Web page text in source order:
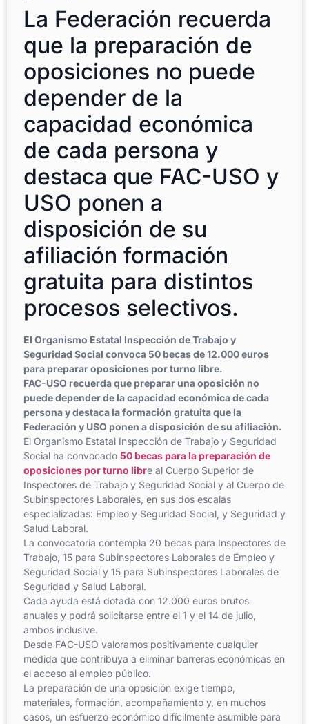
La Federación recuerda
que la preparación de
oposiciones no puede
depender de la
capacidad económica
de cada persona y
destaca que FAC-USO y
USO ponen a
disposición de su
afiliación formación
gratuita para distintos
procesos selectivos.
El Organismo Estatal Inspección de Trabajo y
Seguridad Social convoca 50 becas de 12.000 euros
para preparar oposiciones por turno libre.
FAC-USO recuerda que preparar una oposición no
puede depender de la capacidad económica de cada
persona y destaca la formación gratuita que la
Federación y USO ponen a disposición de su afiliación.
El Organismo Estatal Inspección de Trabajo y Seguridad
Social ha convocado 50 becas para la preparación de
oposiciones por turno libre al Cuerpo Superior de
Inspectores de Trabajo y Seguridad Social y al Cuerpo de
Subinspectores Laborales, en sus dos escalas
especializadas: Empleo y Seguridad Social, y Seguridad y
Salud Laboral.
La convocatoria contempla 20 becas para Inspectores de
Trabajo, 15 para Subinspectores Laborales de Empleo y
Seguridad Social y 15 para Subinspectores Laborales de
Seguridad y Salud Laboral.
Cada ayuda está dotada con 12.000 euros brutos
anuales y podrá solicitarse entre el 1 y el 14 de julio,
ambos inclusive.
Desde FAC-USO valoramos positivamente cualquier
medida que contribuya a eliminar barreras económicas en
el acceso al empleo público.
La preparación de una oposición exige tiempo,
materiales, formación, acompañamiento y, en muchos
casos, un esfuerzo económico difícilmente asumible para